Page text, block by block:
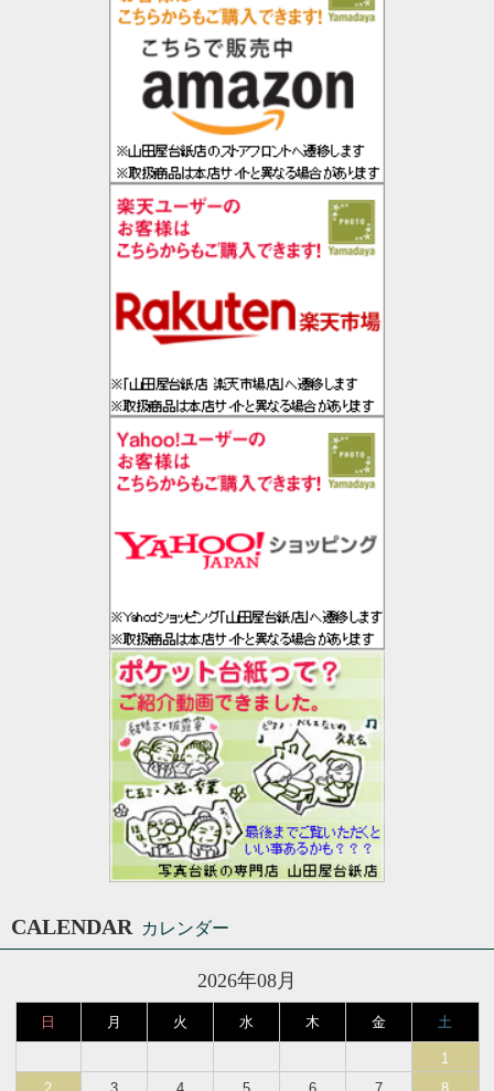
CALENDAR カレンダー
2026年08月
日 月 火 水 木 金 土
1